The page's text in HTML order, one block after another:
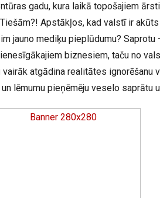
gadu, kura laikā topošajiem
Apstākļos, kad valstī ir
jauno mediķu pieplūdumu?
biznesiem, taču no
atgādina realitātes ignorēšanu
lēmumu pieņēmēju veselo saprātu